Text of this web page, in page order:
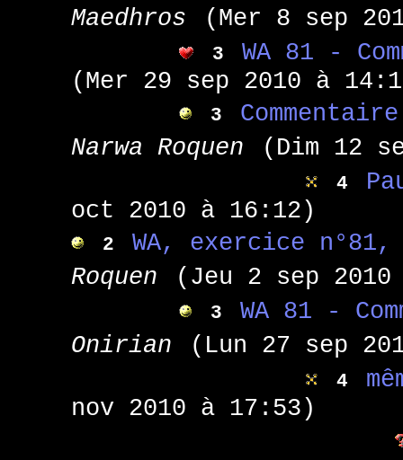
Maedhros
(Mer 8 sep
3
WA 81 -
(Mer 29 sep 2010 à
3
Narwa Roquen
(Dim 12
4
oct 2010 à 16:12)
2
WA, exercice
Roquen
(Jeu 2 sep
3
WA 81 -
Onirian
(Lun 27 sep
4
nov 2010 à 17:53)